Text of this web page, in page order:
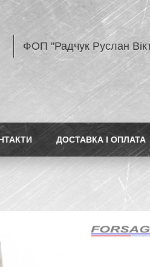
ФОП "Радчук Руслан
ДОСТАВКА І ОПЛАТА